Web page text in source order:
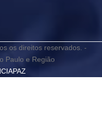
os direitos reservados. -
Paulo e Região